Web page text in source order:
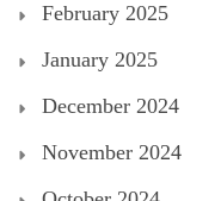
February 2025
January 2025
December 2024
November 2024